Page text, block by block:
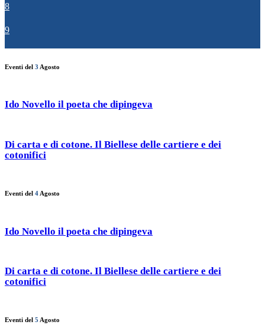
8
9
Eventi del 3 Agosto
Ido Novello il poeta che dipingeva
Di carta e di cotone. Il Biellese delle cartiere e dei
cotonifici
Eventi del 4 Agosto
Ido Novello il poeta che dipingeva
Di carta e di cotone. Il Biellese delle cartiere e dei
cotonifici
Eventi del 5 Agosto